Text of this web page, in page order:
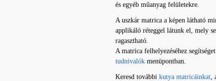
és egyéb műanyag felületekre.
A uszkár matrica a képen látható
applikáló réteggel látunk el, mely
ragasztható.
A matrica felhelyezéséhez
tudnivalók menüpontban.
Keresd további kutya matricáinkat